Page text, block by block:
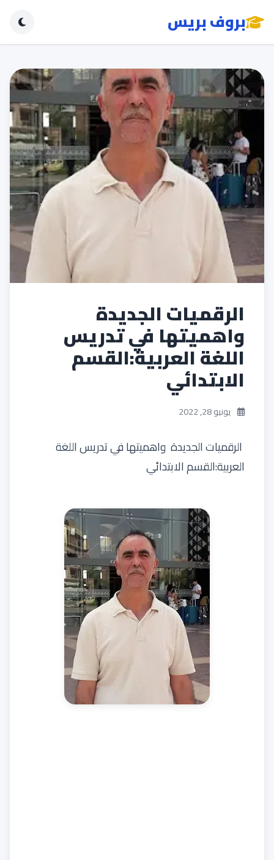
بروف بريس
الرقميات الجديدة
واهميتها في تدريس
اللغة العربية:القسم
الابتدائي
يونيو 28, 2022
الرقميات الجديدة واهميتها في تدريس اللغة
العربية:القسم الابتدائي